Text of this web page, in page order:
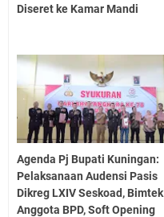
Diseret ke Kamar Mandi
Agenda Pj Bupati Kuningan:
Pelaksanaan Audensi Pasis
Dikreg LXIV Seskoad, Bimtek
Anggota BPD, Soft Opening